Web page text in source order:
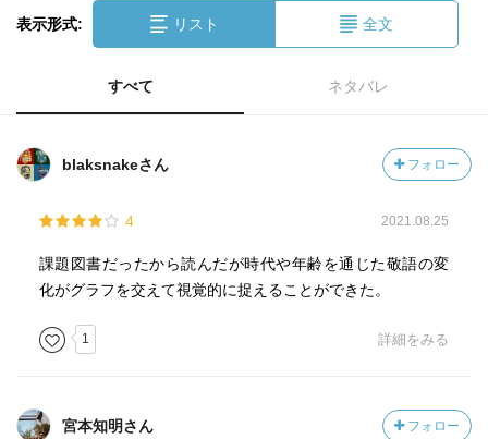
表示形式: リスト 全文
すべて ネタバレ
blaksnakeさん フォロー
4 2021.08.25
課題図書だったから読んだが時代や年齢を通じた敬語の変
化がグラフを交えて視覚的に捉えることができた。
1 詳細をみる
宮本知明さん フォロー